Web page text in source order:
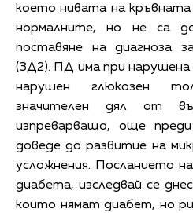
което нивата на
нормалните, но не са
поставяне на диагноза
(ЗД2). ПД има при нарушена
нарушен глюкозен
значителен дял от
изпреварващо, още
доведе до развитие на
усложнения. Посланието
диабета, изследвай се
които нямат диабет, но